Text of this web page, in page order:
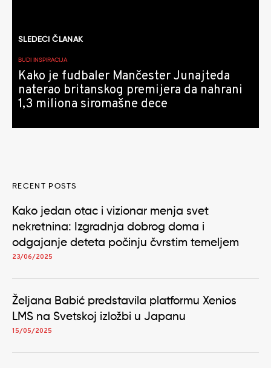
SLEDEĆI ČLANAK
BUDI INSPIRACIJA
Kako je fudbaler Mančester Junajteda
naterao britanskog premijera da nahrani
1,3 miliona siromašne dece
RECENT POSTS
Kako jedan otac i vizionar menja svet
nekretnina: Izgradnja dobrog doma i
odgajanje deteta počinju čvrstim temeljem
23/06/2025
Željana Babić predstavila platformu Xenios
LMS na Svetskoj izložbi u Japanu
15/05/2025